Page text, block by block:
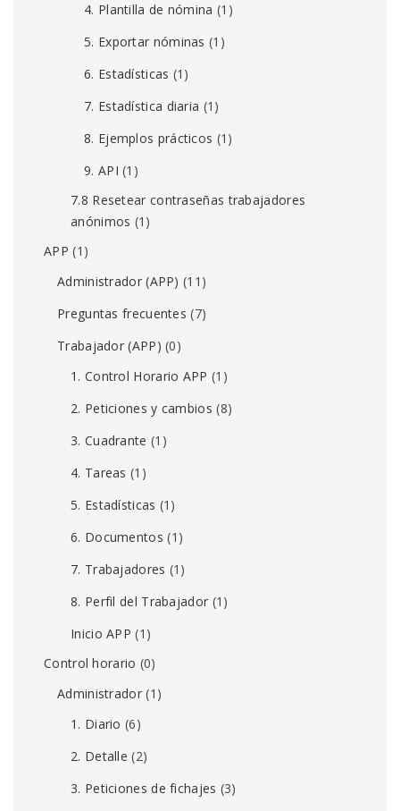
4. Plantilla de nómina (1)
5. Exportar nóminas (1)
6. Estadísticas (1)
7. Estadística diaria (1)
8. Ejemplos prácticos (1)
9. API (1)
7.8 Resetear contraseñas trabajadores
anónimos (1)
APP (1)
Administrador (APP) (11)
Preguntas frecuentes (7)
Trabajador (APP) (0)
1. Control Horario APP (1)
2. Peticiones y cambios (8)
3. Cuadrante (1)
4. Tareas (1)
5. Estadísticas (1)
6. Documentos (1)
7. Trabajadores (1)
8. Perfil del Trabajador (1)
Inicio APP (1)
Control horario (0)
Administrador(1)
1. Diario (6)
2. Detalle (2)
3. Peticiones de fichajes (3)